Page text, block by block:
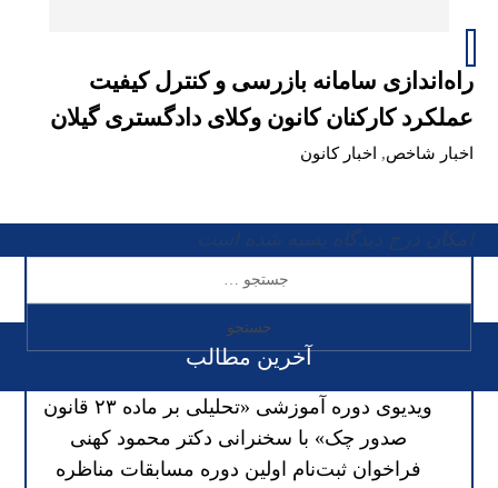
راه‌اندازی سامانه بازرسی و کنترل کیفیت
عملکرد کارکنان کانون وکلای دادگستری گیلان
اخبار شاخص, اخبار کانون
آخرین مطالب
ویدیوی دوره آموزشی «تحلیلی بر ماده ۲۳ قانون
صدور چک» با سخنرانی دکتر محمود کهنی
فراخوان ثبت‌نام اولین دوره مسابقات مناظره